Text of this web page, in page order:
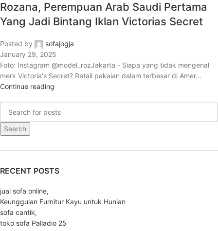
Rozana, Perempuan Arab Saudi Pertama
Yang Jadi Bintang Iklan Victorias Secret
Posted by
sofajogja
January 29, 2025
Foto: Instagram @model_rozJakarta - Siapa yang tidak mengenal
merk Victoria's Secret? Retail pakaian dalam terbesar di Amer...
Continue reading
Search
RECENT POSTS
jual sofa online,
Keunggulan Furnitur Kayu untuk Hunian
sofa cantik,
toko sofa Palladio 25